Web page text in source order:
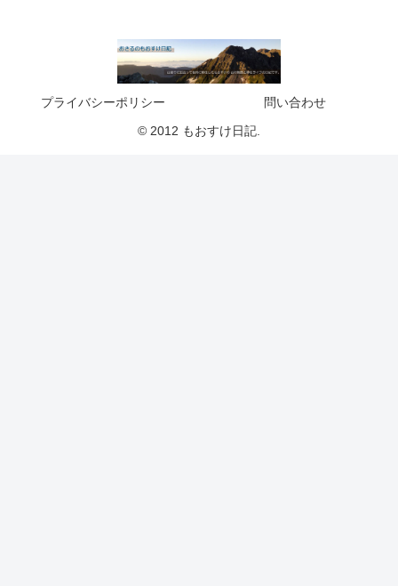
プライバシーポリシー
問い合わせ
© 2012 もおすけ日記.